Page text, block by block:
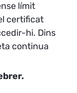
límit
certificat
hi. Dins
continua